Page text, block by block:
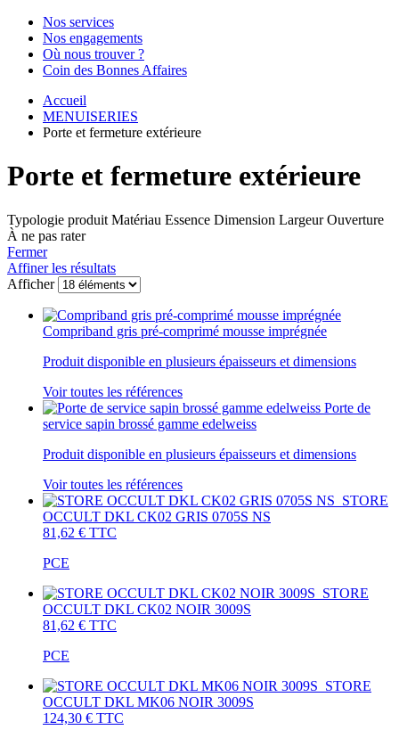
Nos services
Nos engagements
Où nous trouver ?
Coin des Bonnes Affaires
Accueil
MENUISERIES
Porte et fermeture extérieure
Porte et fermeture extérieure
Typologie produit Matériau Essence Dimension Largeur Ouverture
À ne pas rater
Fermer
Affiner les résultats
Afficher
Compriband gris pré-comprimé mousse imprégnée
Produit disponible en plusieurs épaisseurs et dimensions
Voir toutes les références
Porte de
service sapin brossé gamme edelweiss
Produit disponible en plusieurs épaisseurs et dimensions
Voir toutes les références
STORE
OCCULT DKL CK02 GRIS 0705S NS
81,62 € TTC
PCE
STORE
OCCULT DKL CK02 NOIR 3009S
81,62 € TTC
PCE
STORE
OCCULT DKL MK06 NOIR 3009S
124,30 € TTC